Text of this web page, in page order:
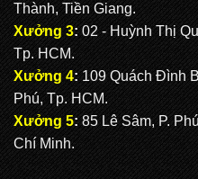
Thành, Tiền Giang.
Xưởng 3: 02 - Huỳnh Thị
Tp. HCM.
Xưởng 4: 109 Quách Đình
Phú, Tp. HCM.
Xưởng 5: 85 Lê Sâm, P.
Chí Minh.